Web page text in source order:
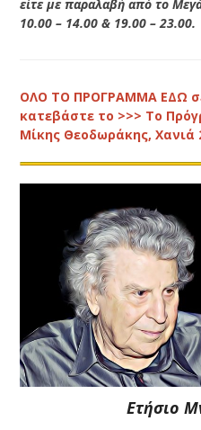
είτε με παραλαβή από το
10.00 – 14.00 & 19.00 – 23.00.
ΟΛΟ ΤΟ ΠΡΟΓΡΑΜΜΑ ΕΔΩ
κατεβάστε το >>> Το
Μίκης Θεοδωράκης, Χανιά
Ετήσιο